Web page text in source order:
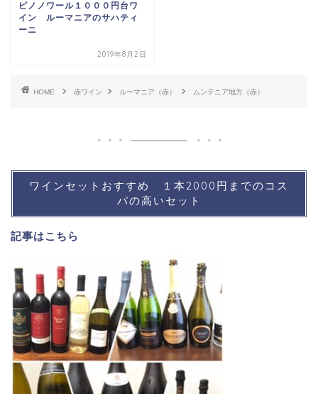
ピノノワール１０００円台ワ
イン ルーマニアのサハティ
ーニ
2019年8月2日
HOME 赤ワイン ルーマニア（赤） ムンテニア地方（赤）
ワインセットおすすめ １本2000円までのコス
パの高いセット
記事はこちら